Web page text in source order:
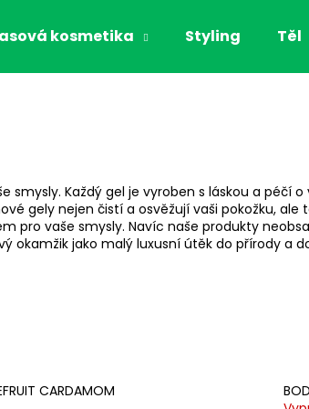
kosmetika Styling Tělo
Každý gel je vyroben s láskou a péčí
gely nejen čistí a osvěžují vaši pokožku,
vaše smysly. Navíc naše produkty
okamžik jako malý luxusní útěk do přírody a
CARDAMOM
THE ORGANIC